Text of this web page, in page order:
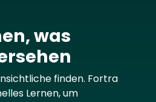
was
finden. Fortra
Lernen, um